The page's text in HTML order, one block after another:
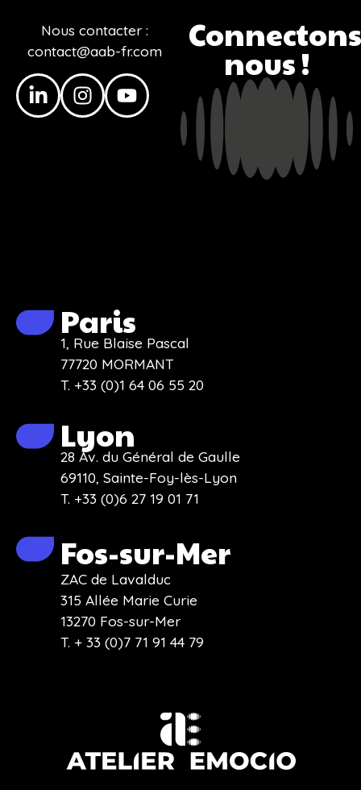
Nous contacter :
contact@aab-fr.com
nous !
Paris
1, Rue Blaise Pascal
77720 MORMANT
T. +33 (0)1 64 06 55 20
Lyon
28 Av. du Général de Gaulle
69110, Sainte-Foy-lès-Lyon
T. +33 (0)6 27 19 01 71
Fos-sur-Mer
ZAC de Lavalduc
315 Allée Marie Curie
13270 Fos-sur-Mer
T. + 33 (0)7 71 91 44 79